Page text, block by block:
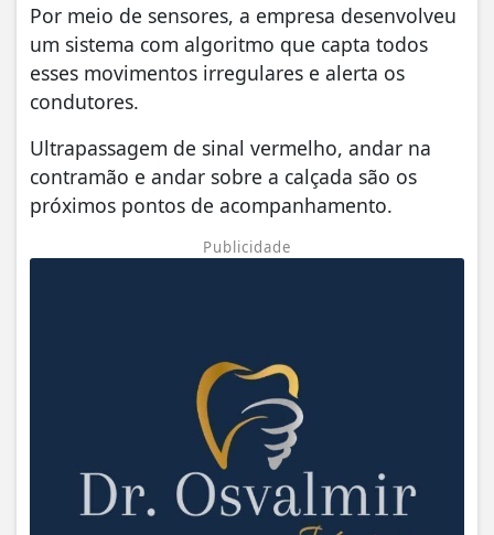
Por meio de sensores, a empresa desenvolveu
um sistema com algoritmo que capta todos
esses movimentos irregulares e alerta os
condutores.
Ultrapassagem de sinal vermelho, andar na
contramão e andar sobre a calçada são os
próximos pontos de acompanhamento.
Publicidade